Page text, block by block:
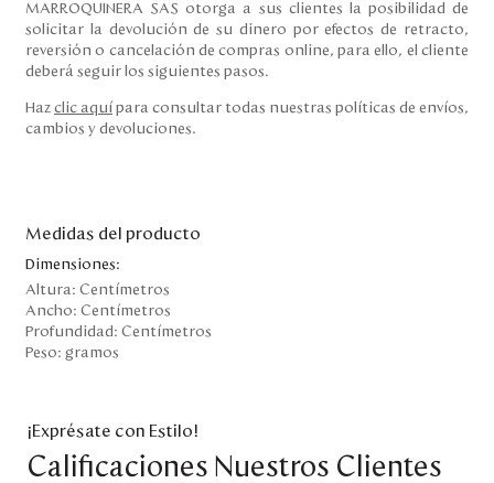
MARROQUINERA SAS otorga a sus clientes la posibilidad de
solicitar la devolución de su dinero por efectos de retracto,
reversión o cancelación de compras online, para ello, el cliente
deberá seguir los siguientes pasos.
Haz clic aquí para consultar todas nuestras políticas de envíos,
cambios y devoluciones.
Medidas del producto
Dimensiones:
Altura: Centímetros
Ancho: Centímetros
Profundidad: Centímetros
Peso: gramos
¡Exprésate con Estilo!
Calificaciones Nuestros Clientes